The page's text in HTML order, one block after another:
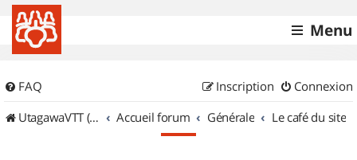
Menu
FAQ Connexion
Inscription
UtagawaVTT (Randos VTT et VTTAE avec traces GPS)
Accueil forum Générale Le café du site